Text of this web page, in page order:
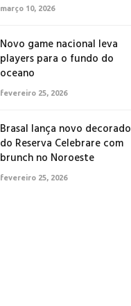
março 10, 2026
Novo game nacional leva
players para o fundo do
oceano
fevereiro 25, 2026
Brasal lança novo decorado
do Reserva Celebrare com
brunch no Noroeste
fevereiro 25, 2026